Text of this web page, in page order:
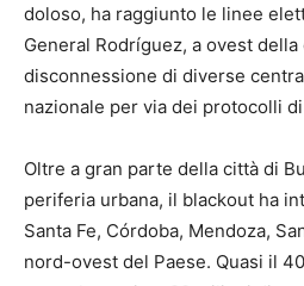
doloso, ha raggiunto le linee
General Rodríguez, a ovest
disconnessione di diverse
nazionale per via dei protocolli
Oltre a gran parte della città di
periferia urbana, il blackout ha
Santa Fe, Córdoba, Mendoza,
nord-ovest del Paese. Quasi il